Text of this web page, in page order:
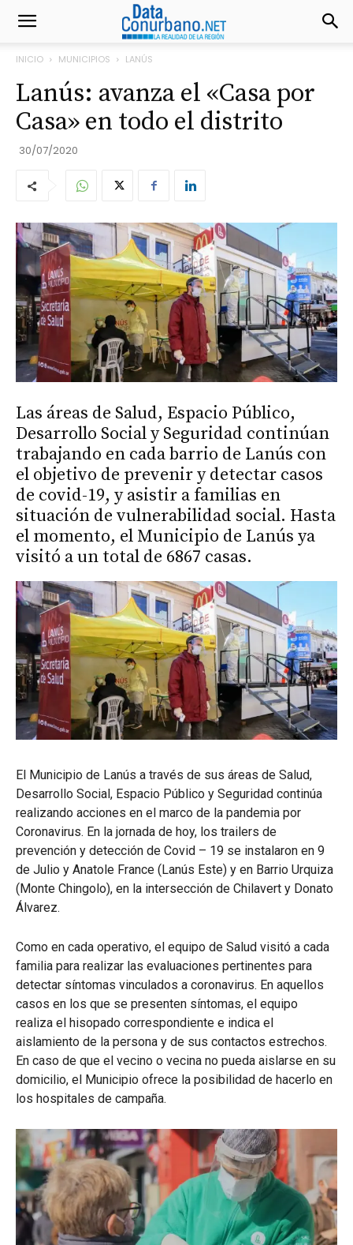
INICIO MUNICIPIOS LANÚS
Lanús: avanza el «Casa por
Casa» en todo el distrito
30/07/2020
Las áreas de Salud, Espacio Público,
Desarrollo Social y Seguridad continúan
trabajando en cada barrio de Lanús con
el objetivo de prevenir y detectar casos
de covid-19, y asistir a familias en
situación de vulnerabilidad social. Hasta
el momento, el Municipio de Lanús ya
visitó a un total de 6867 casas.
El Municipio de Lanús a través de sus áreas de Salud,
Desarrollo Social, Espacio Público y Seguridad continúa
realizando acciones en el marco de la pandemia por
Coronavirus. En la jornada de hoy, los trailers de
prevención y detección de Covid – 19 se instalaron en 9
de Julio y Anatole France (Lanús Este) y en Barrio Urquiza
(Monte Chingolo), en la intersección de Chilavert y Donato
Álvarez.
Como en cada operativo, el equipo de Salud visitó a cada
familia para realizar las evaluaciones pertinentes para
detectar síntomas vinculados a coronavirus. En aquellos
casos en los que se presenten síntomas, el equipo
realiza el hisopado correspondiente e indica el
aislamiento de la persona y de sus contactos estrechos.
En caso de que el vecino o vecina no pueda aislarse en su
domicilio, el Municipio ofrece la posibilidad de hacerlo en
los hospitales de campaña.